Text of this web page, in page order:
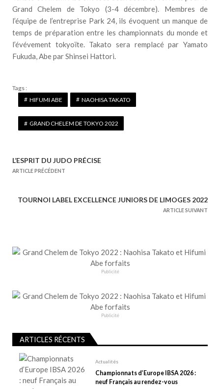
Grand Chelem de Tokyo (3-4 décembre). Membres de
l’équipe de l’entreprise Park 24, ils évoquent un manque de
temps de préparation entre les championnats du monde et
l’évévement tokyoïte. Takato sera remplacé par Yamato
Fukuda, Abe par Shinsei Hattori.
Tags :
HIFUMI ABE
NAOHISA TAKATO
GRAND CHELEM DE TOKYO 2022
N
t
i
d
’
a
L’ESPRIT DU JUDO PRÉCISE
ARTICLE PRÉCÉDENT
TOURNOI LABEL EXCELLENCE JUNIORS DE LIMOGES 2022
ARTICLE SUIVANT
Publicité
Publicité
ARTICLES RÉCENTS
Actualités
Championnats d’Europe IBSA 2026 :
neuf Français au rendez-vous